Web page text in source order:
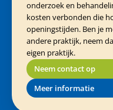
onderzoek en
kosten verbonden die
openingstijden. Ben je
andere praktijk, neem
eigen praktijk.
Neem contact op
Meer informatie